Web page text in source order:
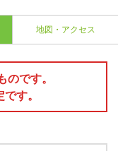
地図・アクセス
です。
す。